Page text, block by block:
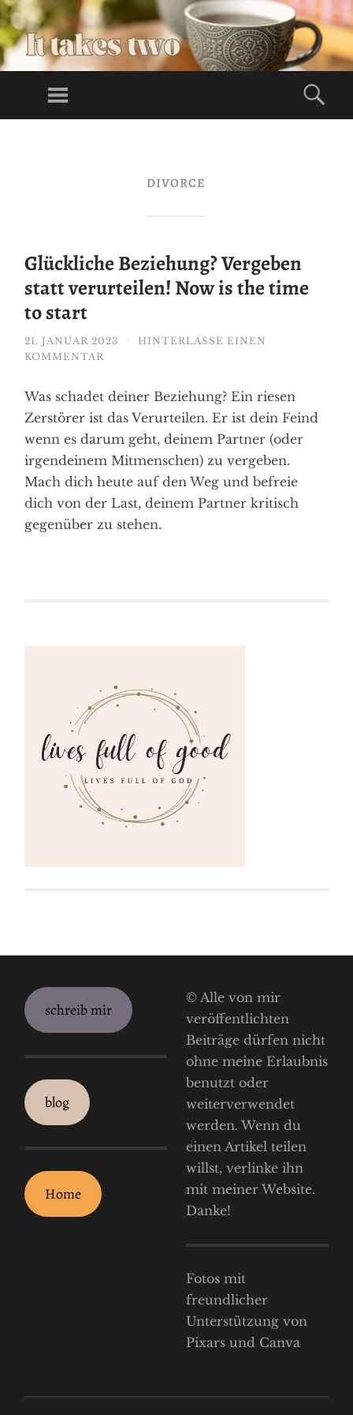
LI
OF
GO
Lives Full Of
Menü
DIVORCE
Glückliche Beziehung? Vergeben
statt verurteilen! Now is the time
to start
21. JANUAR 2023
HINTERLASSE EINEN
KOMMENTAR
Was schadet deiner Beziehung? Ein riesen
Zerstörer ist das Verurteilen. Er ist dein Feind
wenn es darum geht, deinem Partner (oder
irgendeinem Mitmenschen) zu vergeben.
Mach dich heute auf den Weg und befreie
dich von der Last, deinem Partner kritisch
gegenüber zu stehen.
schreib mir
blog
Home
© Alle von mir
veröffentlichten
Beiträge dürfen nicht
ohne meine Erlaubnis
benutzt oder
weiterverwendet
werden. Wenn du
einen Artikel teilen
willst, verlinke ihn
mit meiner Website.
Danke!
Fotos mit
freundlicher
Unterstützung von
Pixars und Canva